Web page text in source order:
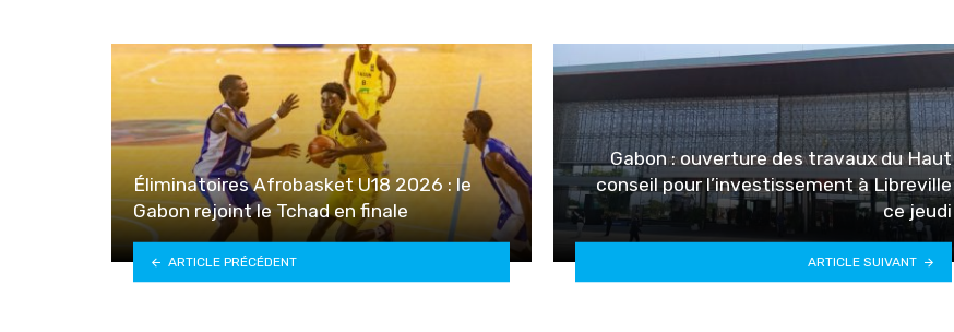
Éliminatoires Afrobasket U18 2026 : le
Gabon rejoint le Tchad en finale
ARTICLE PRÉCÉDENT
Gabon : ouverture des travaux du Haut
conseil pour l’investissement à Libreville
ce jeudi
ARTICLE SUIVANT